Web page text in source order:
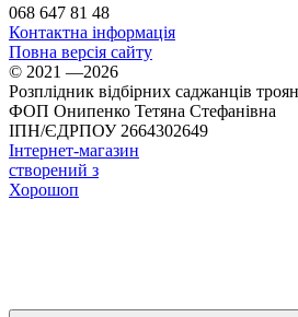
068 647 81 48
Контактна інформація
Повна версія сайту
© 2021 —2026
Розплідник відбірних саджанців
ФОП Онипенко Тетяна Стефанівна
ІПН/ЄДРПОУ 2664302649
Інтернет-магазин
створений з
Хорошоп